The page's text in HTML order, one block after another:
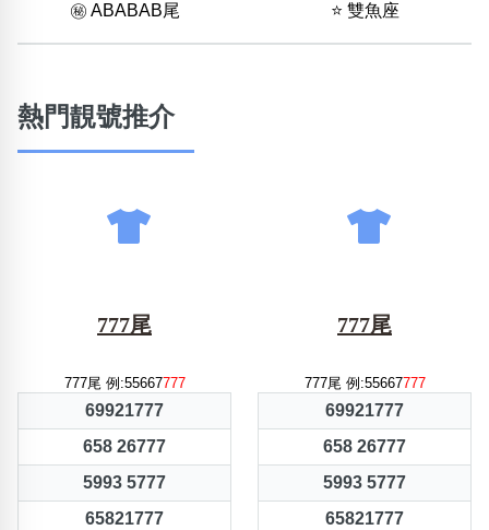
㊙️ ABABAB尾
⭐️ 雙魚座
熱門靚號推介
777尾
777尾 例:55667777
69921777
658 26777
5993 5777
65821777
777尾
777尾 例:55667777
69921777
658 26777
5993 5777
65821777